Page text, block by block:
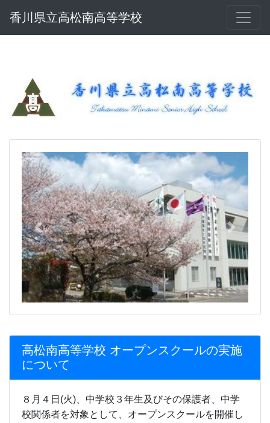
香川県立高松南高等学校
Previous Next
高松南高等学校 オープンスクールの実施
について
８月４日(火)、中学校３年生及びその保護者、中学
校関係者を対象として、オープンスクールを開催し